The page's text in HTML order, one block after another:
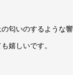
匂いのするような響
嬉しいです。